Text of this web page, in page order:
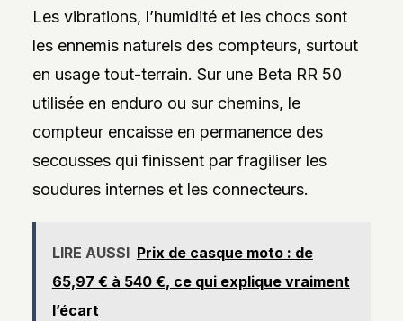
Les vibrations, l’humidité et les chocs sont
les ennemis naturels des compteurs, surtout
en usage tout-terrain. Sur une Beta RR 50
utilisée en enduro ou sur chemins, le
compteur encaisse en permanence des
secousses qui finissent par fragiliser les
soudures internes et les connecteurs.
LIRE AUSSI Prix de casque moto : de
65,97 € à 540 €, ce qui explique vraiment
l’écart